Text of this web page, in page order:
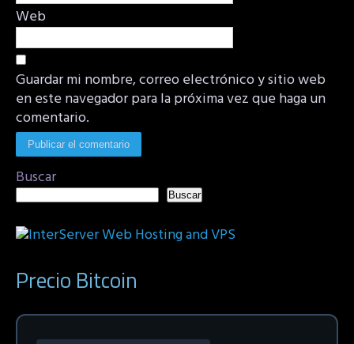
Web
Guardar mi nombre, correo electrónico y sitio web
en este navegador para la próxima vez que haga un
comentario.
Buscar
Buscar
Precio Bitcoin